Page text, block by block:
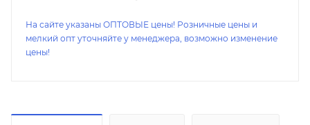
На сайте указаны ОПТОВЫЕ цены! Розничные цены и
мелкий опт уточняйте у менеджера, возможно изменение
цены!